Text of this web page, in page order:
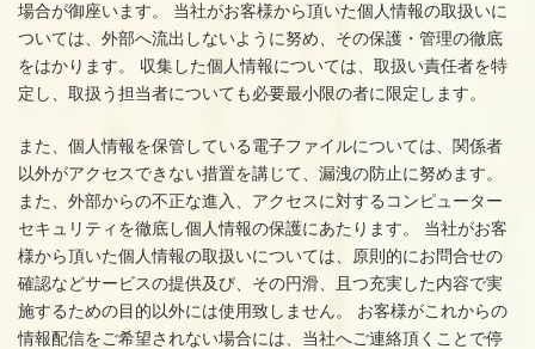
場合が御座います。 当社がお客様から頂いた個人情報の取扱いに
ついては、外部へ流出しないように努め、その保護・管理の徹底
をはかります。 収集した個人情報については、取扱い責任者を特
定し、取扱う担当者についても必要最小限の者に限定します。
また、個人情報を保管している電子ファイルについては、関係者
以外がアクセスできない措置を講じて、漏洩の防止に努めます。
また、外部からの不正な進入、アクセスに対するコンピューター
セキュリティを徹底し個人情報の保護にあたります。 当社がお客
様から頂いた個人情報の取扱いについては、原則的にお問合せの
確認などサービスの提供及び、その円滑、且つ充実した内容で実
施するための目的以外には使用致しません。 お客様がこれからの
情報配信をご希望されない場合には、当社へご連絡頂くことで停